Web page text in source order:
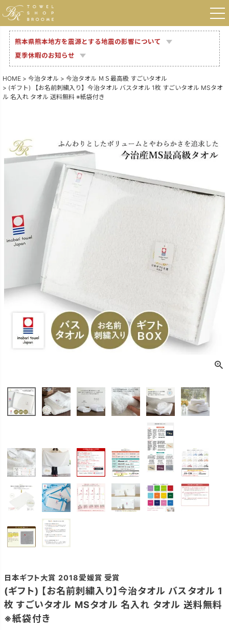
熊本県熊本地方を震源とする地震の影響について
夏季休暇のお知らせ
HOME 今治タオル
今治タオル ＭＳ最高級 すごいタオル
(ギフト) 【お名前刺繍入り】今治タオル バスタオル 1枚 すごいタオル MSタオ
ル 名入れ タオル 送料無料 ※紙袋付き
日本ギフト大賞 2018愛媛賞 受賞
(ギフト) 【お名前刺繍入り】今治タオル バスタオル 1
枚 すごいタオル MSタオル 名入れ タオル 送料無料
※紙袋付き